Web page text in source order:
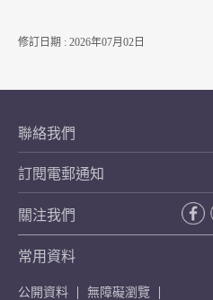
修訂日期 : 2026年07月02日
聯絡我們
訂閱電郵通知
關注我們
常用資料
公開資料
無障礙瀏覽